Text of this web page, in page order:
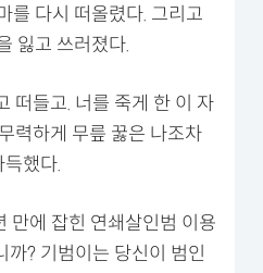
를 다시 떠올렸다. 그리고
잃고 쓰러졌다.
떠들고. 너를 죽게 한 이 자
력하게 무릎 꿇은 나조차
했다.
만에 잡힌 연쇄살인범 이용
까? 기범이는 당신이 범인